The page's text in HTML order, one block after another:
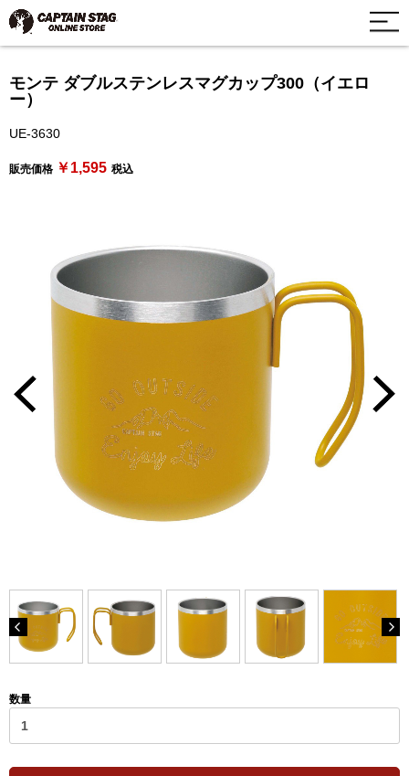
モンテ ダブルステンレスマグカップ300（イエロ
ー）
UE-3630
販売価格 ￥1,595 税込
数量